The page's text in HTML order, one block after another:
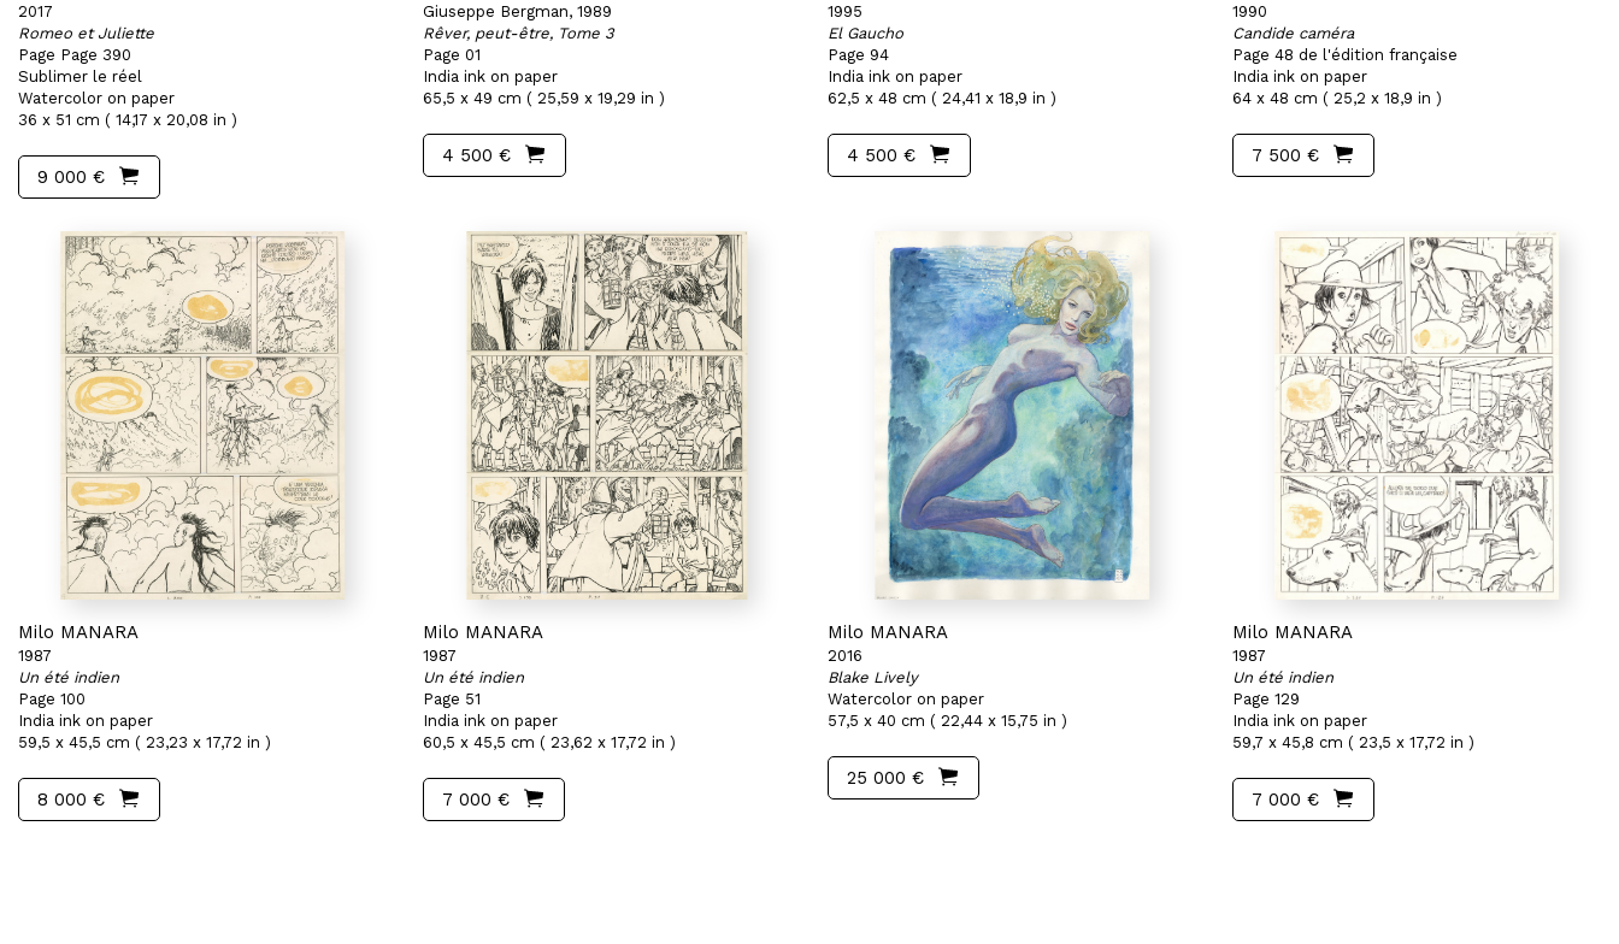
2017
Romeo et Juliette
Page Page 390
Sublimer le réel
Watercolor on paper
36 x 51 cm ( 14,17 x 20,08 in )
9 000 €
Giuseppe Bergman, 1989
Rêver, peut-être, Tome 3
Page 01
India ink on paper
65,5 x 49 cm ( 25,59 x 19,29 in )
4 500 €
1995
El Gaucho
Page 94
India ink on paper
62,5 x 48 cm ( 24,41 x 18,9 in )
4 500 €
1990
Candide caméra
Page 48 de l'édition française
India ink on paper
64 x 48 cm ( 25,2 x 18,9 in )
7 500 €
Milo MANARA
1987
Un été indien
Page 100
India ink on paper
59,5 x 45,5 cm ( 23,23 x 17,72 in )
8 000 €
Milo MANARA
1987
Un été indien
Page 51
India ink on paper
60,5 x 45,5 cm ( 23,62 x 17,72 in )
7 000 €
Milo MANARA
2016
Blake Lively
Watercolor on paper
57,5 x 40 cm ( 22,44 x 15,75 in )
25 000 €
Milo MANARA
1987
Un été indien
Page 129
India ink on paper
59,7 x 45,8 cm ( 23,5 x 17,72 in )
7 000 €